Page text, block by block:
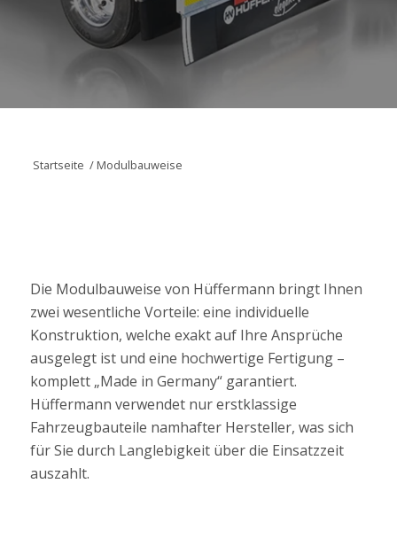
Startseite / Modulbauweise
Die Modulbauweise von Hüffermann bringt Ihnen
zwei wesentliche Vorteile: eine individuelle
Konstruktion, welche exakt auf Ihre Ansprüche
ausgelegt ist und eine hochwertige Fertigung –
komplett „Made in Germany“ garantiert.
Hüffermann verwendet nur erstklassige
Fahrzeugbauteile namhafter Hersteller, was sich
für Sie durch Langlebigkeit über die Einsatzzeit
auszahlt.